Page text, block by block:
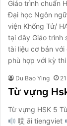
Giáo trình chuẩn
Đại học Ngôn
viện Khổng Tử/
tại đây Giáo trình
tài liệu cơ bản
phù hợp với kỳ
Du Bao Ying
Từ vựng
Từ vựng HSK 5
哎 āi tiengviet